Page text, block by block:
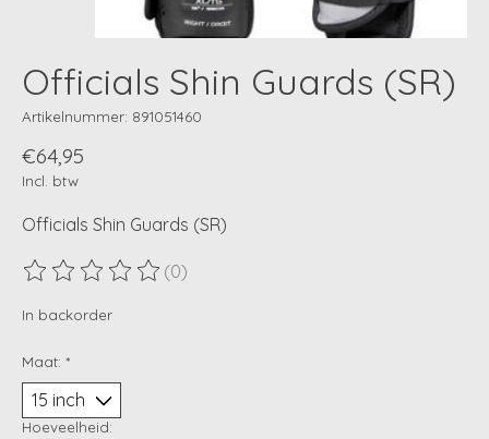
Officials Shin Guards (SR)
Artikelnummer: 891051460
€64,95
Incl. btw
Officials Shin Guards (SR)
De beoordeling van dit product is
(0)
In backorder
Maat: *
Hoeveelheid: